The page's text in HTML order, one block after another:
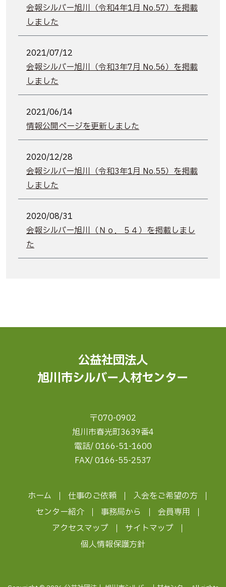
会報シルバー旭川（令和4年1月 No.57）を掲載
しました
2021/07/12
会報シルバー旭川（令和3年7月 No.56）を掲載
しました
2021/06/14
情報公開ページを更新しました
2020/12/28
会報シルバー旭川（令和3年1月 No.55）を掲載
しました
2020/08/31
会報シルバー旭川（Ｎｏ．５４）を掲載しまし
た
公益社団法人
旭川市シルバー人材センター
〒070-0902
旭川市春光町3639番4
電話/ 0166-51-1600
FAX/ 0166-55-2537
ホーム 仕事のご依頼
入会をご希望の方
センター紹介
事務局から
会員専用
アクセスマップ
サイトマップ
個人情報保護方針